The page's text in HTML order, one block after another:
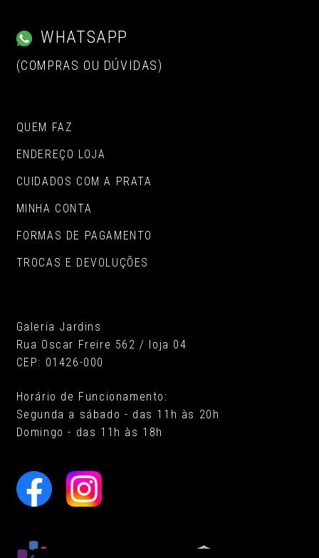
WHATSAPP
(COMPRAS OU DÚVIDAS)
QUEM FAZ
ENDEREÇO LOJA
CUIDADOS COM A PRATA
MINHA CONTA
FORMAS DE PAGAMENTO
TROCAS E DEVOLUÇÕES
Galeria Jardins
Rua Oscar Freire 562 / loja 04
CEP: 01426-000
Horário de Funcionamento:
Segunda a sábado - das 11h às 20h
Domingo - das 11h às 18h